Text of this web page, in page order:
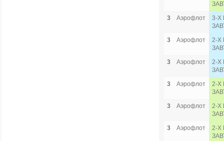
3
Аэрофлот
3-Х
3
Аэрофлот
2-Х
3
Аэрофлот
2-Х
3
Аэрофлот
2-Х
3
Аэрофлот
2-Х
3
Аэрофлот
2-Х